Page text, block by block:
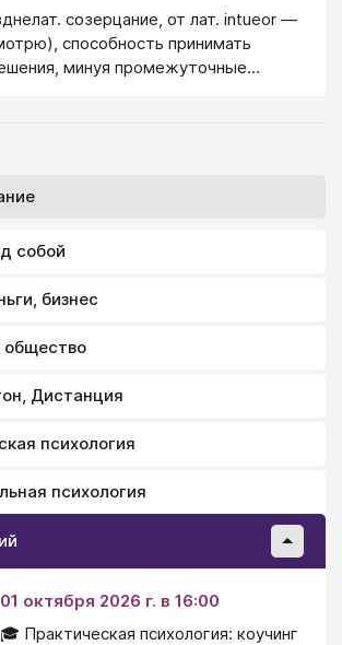
созерцание, от лат. intueor —
способность принимать
минуя промежуточные
собой
бизнес
общество
Дистанция
психология
психология
01 октября 2026 г. в 16:00
🎓 Практическая психология: коучинг